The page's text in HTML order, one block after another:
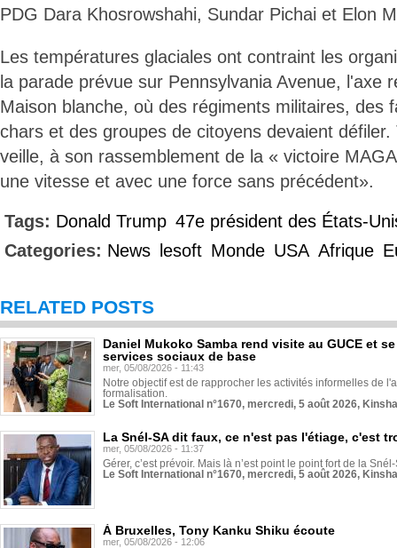
PDG Dara Khosrowshahi, Sundar Pichai et Elon
Les températures glaciales ont contraint les
la parade prévue sur Pennsylvania Avenue, l'axe
Maison blanche, où des régiments militaires, des
chars et des groupes de citoyens devaient
veille, à son rassemblement de la « victoire
une vitesse et avec une force sans précédent».
Tags: Donald Trump 47e président des États-
Categories: News lesoft Monde USA Afrique
RELATED POSTS
Daniel Mukoko Samba rend visite au GUCE et
services sociaux de base
mer, 05/08/2026 - 11:43
Notre objectif est de rapprocher les activités informelles de
formalisation.
Le Soft International n°1670, mercredi, 5 août 2026,
La Snél-SA dit faux, ce n'est pas l'étiage, c'est
mer, 05/08/2026 - 11:37
Gérer, c’est prévoir. Mais là n’est point le point fort de la
Le Soft International n°1670, mercredi, 5 août 2026,
À Bruxelles, Tony Kanku Shiku écoute
mer, 05/08/2026 - 12:06